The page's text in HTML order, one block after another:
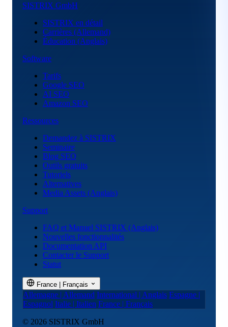
SISTRIX GmbH
SISTRIX en détail
Carrières (Allemand)
Éducation (Anglais)
Software
Tarifs
Google SEO
AI SEO
Amazon SEO
Ressources
Demandez à SISTRIX
Seminaire
Blog SEO
Outils gratuits
Tutoriels
Alternatives
Media Assets (Anglais)
Support
FAQ et Manuel SISTRIX (Anglais)
Nouvelles fonctionnalités
Documentation API
Contacter le Support
Statut
France | Français
Allemagne | Allemand International | Anglais Espagne |
Espagnol Italie | Italien France | Français
© 2026 SISTRIX GmbH